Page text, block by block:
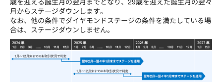
月からステージダウンします。
なお、他の条件でダイヤモンドステージの条件を満たしている場
合は、ステージダウンしません。